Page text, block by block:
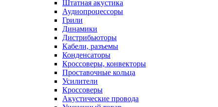
Штатная акустика
Аудиопроцессоры
Грили
Динамики
Дистрибьюторы
Кабели, разъемы
Конденсаторы
Кроссоверы, конвекторы
Проставочные кольца
Усилители
Кроссоверы
Акустические провода